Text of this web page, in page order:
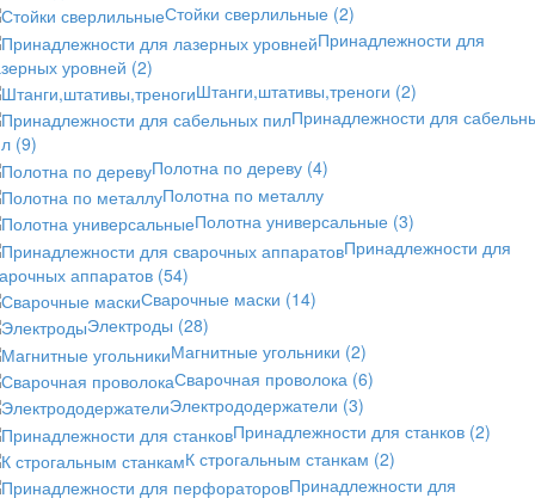
Стойки сверлильные (2)
Принадлежности для
уровней (2)
Штанги,штативы,треноги (2)
Принадлежности для
(9)
Полотна по дереву (4)
Полотна по металлу
Полотна универсальные (3)
Принадлежности для
аппаратов (54)
Сварочные маски (14)
Электроды (28)
Магнитные угольники (2)
Сварочная проволока (6)
Электрододержатели (3)
Принадлежности для станков (2)
К строгальным станкам (2)
Принадлежности для